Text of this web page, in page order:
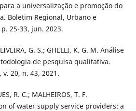
a universalização e promoção do
Boletim Regional, Urbano e
25-33, jun. 2023.
G. S.; GHELLI, K. G. M. Análise
de pesquisa qualitativa.
v. 20, n. 43, 2021.
R. C.; MALHEIROS, T. F.
of water supply service providers: a